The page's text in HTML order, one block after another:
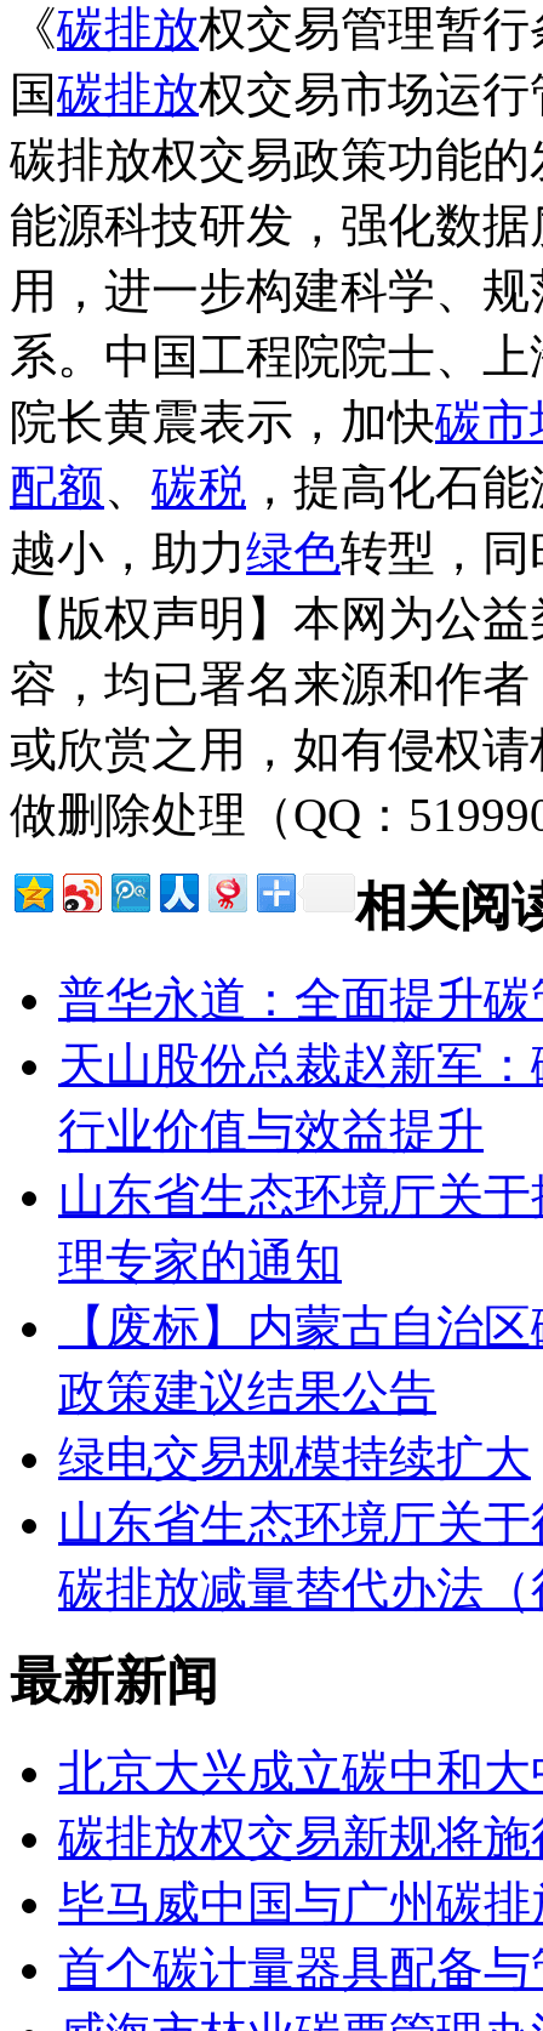
《碳排放权交易管理暂
国碳排放权交易市场运
碳排放权交易政策功能
能源科技研发，强化数
用，进一步构建科学、
系。中国工程院院士、
院长黄震表示，加快碳市
配额、 碳税 ，提高化石
越小，助力绿色转型，同
【版权声明】本网为公
容，均已署名来源和作
或欣赏之用，如有侵权
做删除处理（QQ：
相关阅
普华永道：全面提升
天山股份总裁赵新军
行业价值与效益提升
山东省生态环境厅关
理专家的通知
【废标】内蒙古自治
政策建议结果公告
绿电交易规模持续扩大
山东省生态环境厅关
碳排放减量替代办法
最新新闻
北京大兴成立碳中和
碳排放权交易新规将
毕马威中国与广州碳
首个碳计量器具配备